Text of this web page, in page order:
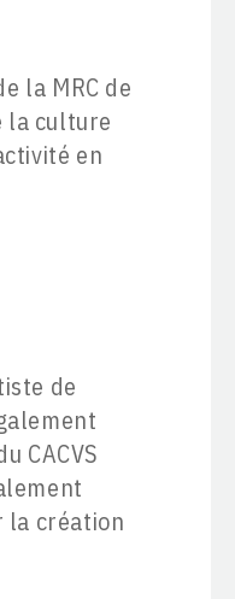
la MRC de
la culture
en
de
CACVS
la création